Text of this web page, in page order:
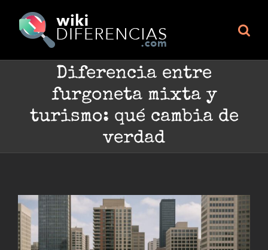
Diferencia entre
furgoneta mixta y
turismo: qué cambia de
verdad
Ver
imagen
más